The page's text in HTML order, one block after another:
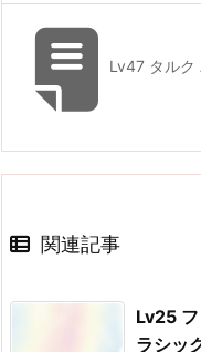
Lv47 タルク
関連記事
Lv25
ラシッ